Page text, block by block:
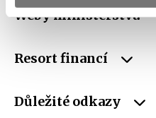
Weby ministerstva
Resort financí
Důležité odkazy